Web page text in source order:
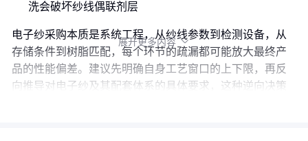
洗会破坏纱线偶联剂层
电子纱采购本质是系统工程，从纱线参数到检测设备，从
存储条件到树脂匹配，每个环节的疏漏都可能放大最终产
品的性能偏差。建议先明确自身工艺窗口的上下限，再反
向推导对电子纱及其配套体系的具体要求，这种逆向决策
展开更多内容 